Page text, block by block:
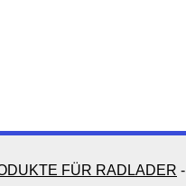
FÜR RADLADER -